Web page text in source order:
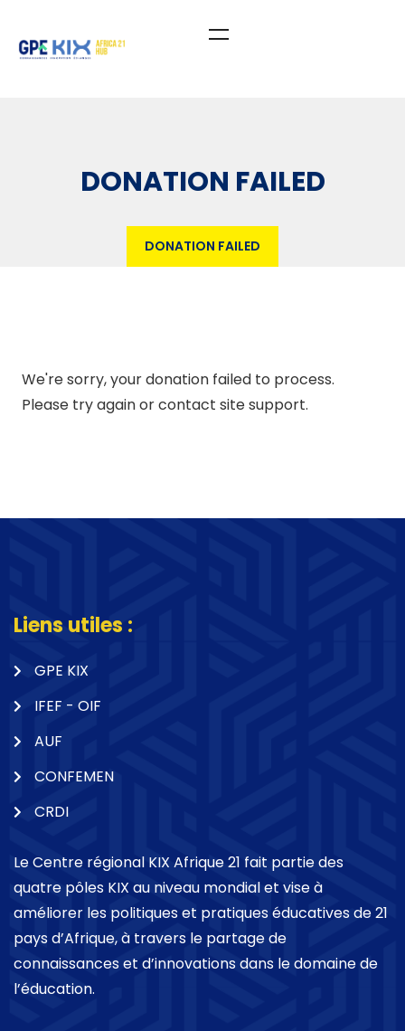
DONATION FAILED
DONATION FAILED
We're sorry, your donation failed to process.
Please try again or contact site support.
Liens utiles :
GPE KIX
IFEF - OIF
AUF
CONFEMEN
CRDI
Le Centre régional KIX Afrique 21 fait partie des
quatre pôles KIX au niveau mondial et vise à
améliorer les politiques et pratiques éducatives de 21
pays d’Afrique, à travers le partage de
connaissances et d’innovations dans le domaine de
l’éducation.